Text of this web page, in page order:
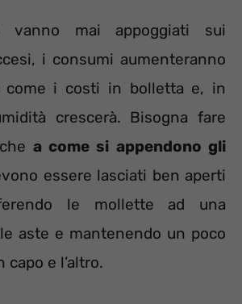
mai appoggiati sui
i consumi aumenteranno
come i costi in bolletta e, in
crescerà. Bisogna fare
a come si appendono gli
essere lasciati ben aperti
le mollette ad una
aste e mantenendo un poco
capo e l’altro.